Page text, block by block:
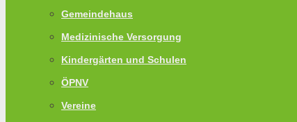
Gemeindehaus
Medizinische Versorgung
Kindergärten und Schulen
ÖPNV
Vereine